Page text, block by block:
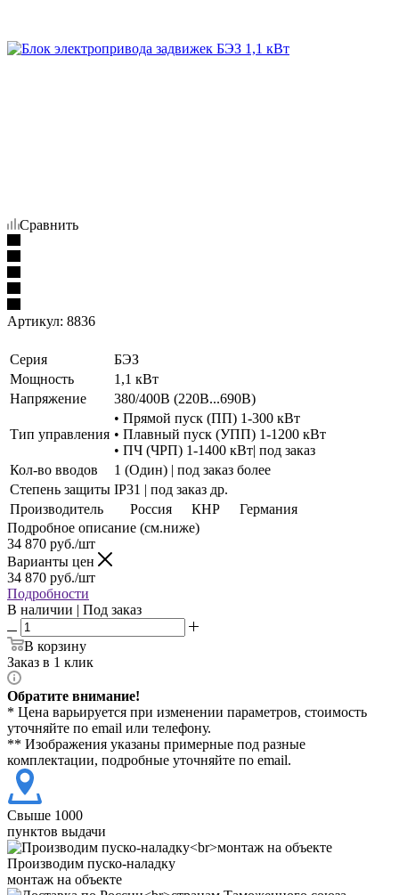
Сравнить
Артикул: 8836
Серия
БЭЗ
Мощность
1,1 кВт
Напряжение
380/400В (220В...690В)
Тип управления
• Прямой пуск (ПП) 1-300 кВт
• Плавный пуск (УПП) 1-1200 кВт
• ПЧ (ЧРП) 1-1400 кВт| под заказ
Кол-во вводов
1 (Один) | под заказ более
Степень защиты IP31 | под заказ др.
Производитель
Россия КНР
Германия
Подробное описание (см.ниже)
34 870 руб./шт
Варианты цен
34 870 руб./шт
Подробности
В наличии | Под заказ
В корзину
Заказ в 1 клик
Обратите внимание!
* Цена варьируется при изменении параметров, стоимость
уточняйте по email или телефону.
** Изображения указаны примерные под разные
комплектации, подробные уточняйте по email.
Свыше 1000
пунктов выдачи
Производим пуско-наладку
монтаж на объекте